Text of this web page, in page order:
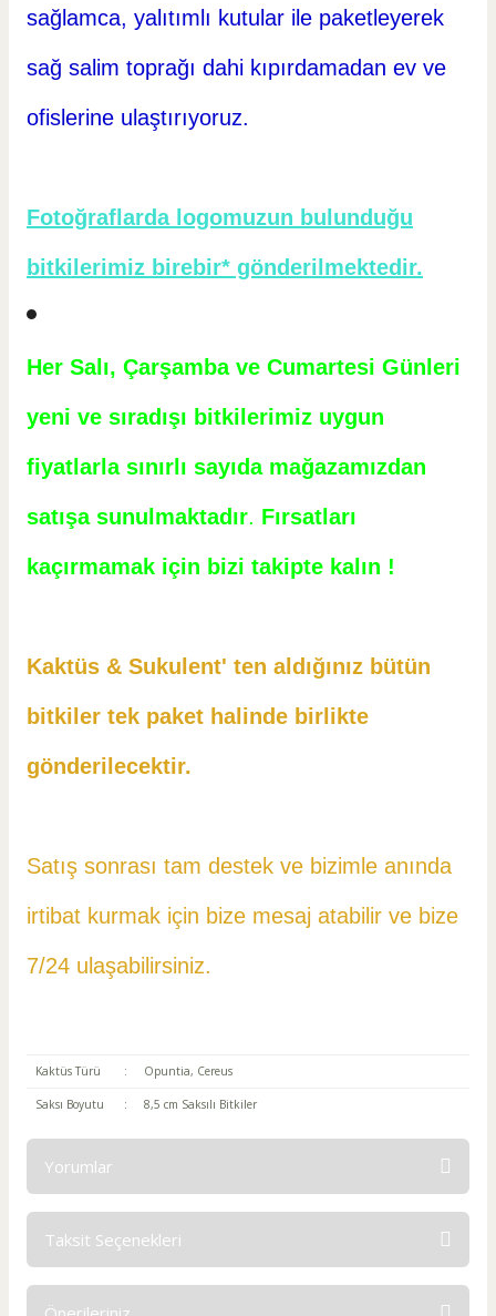
sağlamca, yalıtımlı kutular ile paketleyerek
sağ salim toprağı dahi kıpırdamadan ev ve
ofislerine ulaştırıyoruz.
Fotoğraflarda logomuzun bulunduğu
bitkilerimiz birebir* gönderilmektedir.
Her Salı, Çarşamba ve Cumartesi Günleri
yeni ve sıradışı bitkilerimiz uygun
fiyatlarla sınırlı sayıda mağazamızdan
satışa sunulmaktadır. Fırsatları
kaçırmamak için bizi takipte kalın !
Kaktüs & Sukulent' ten aldığınız bütün
bitkiler tek paket halinde birlikte
gönderilecektir.
Satış sonrası tam destek ve bizimle anında
irtibat kurmak için bize mesaj atabilir ve bize
7/24 ulaşabilirsiniz.
Kaktüs Türü : Opuntia, Cereus
Saksı Boyutu : 8,5 cm Saksılı Bitkiler
Yorumlar
Taksit Seçenekleri